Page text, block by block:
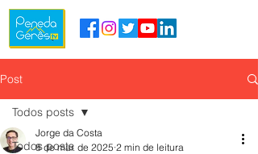
Post
Todos posts
Todos posts
Jorge da Costa
8 de mar. de 2025 2 min de leitura